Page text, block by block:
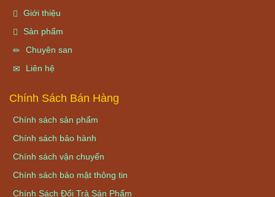
Giới thiệu
Sản phẩm
Chuyên san
Liên hệ
Chính Sách Bán Hàng
Chính sách sản phẩm
Chính sách bảo hành
Chính sách vận chuyển
Chính sách bảo mật thông tin
Chính Sách Đổi Trả Sản Phẩm